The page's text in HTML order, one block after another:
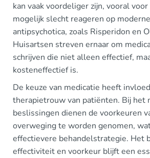
kan vaak voordeliger zijn, vooral
mogelijk slecht reageren op
antipsychotica, zoals Risperidon en
Huisartsen streven ernaar om
schrijven die niet alleen effectief,
kosteneffectief is.
De keuze van medicatie heeft
therapietrouw van patiënten. Bij het
beslissingen dienen de voorkeuren
overweging te worden genomen,
effectievere behandelstrategie. Het
effectiviteit en voorkeur blijft een